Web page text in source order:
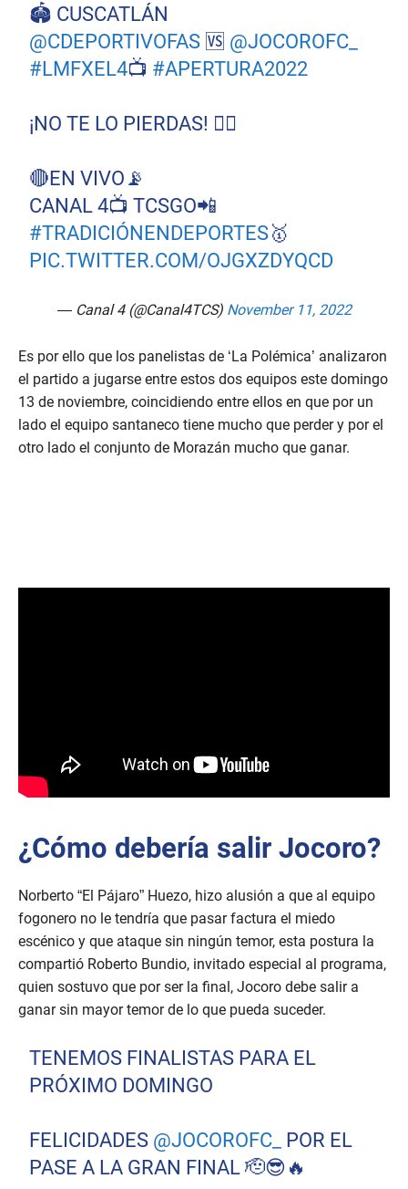
🏟️ CUSCATLÁN
@CDEPORTIVOFAS 🆚 @JOCOROFC_
#LMFXEL4📺 #APERTURA2022
¡NO TE LO PIERDAS! 👇🏼
🔴EN VIVO📡
CANAL 4📺 TCSGO📲
#TRADICIÓNENDEPORTES🥇
PIC.TWITTER.COM/OJGXZDYQCD
— Canal 4 (@Canal4TCS) November 11, 2022
Es por ello que los panelistas de ‘La Polémica’ analizaron
el partido a jugarse entre estos dos equipos este domingo
13 de noviembre, coincidiendo entre ellos en que por un
lado el equipo santaneco tiene mucho que perder y por el
otro lado el conjunto de Morazán mucho que ganar.
¿Cómo debería salir Jocoro?
Norberto “El Pájaro” Huezo, hizo alusión a que al equipo
fogonero no le tendría que pasar factura el miedo
escénico y que ataque sin ningún temor, esta postura la
compartió Roberto Bundio, invitado especial al programa,
quien sostuvo que por ser la final, Jocoro debe salir a
ganar sin mayor temor de lo que pueda suceder.
TENEMOS FINALISTAS PARA EL
PRÓXIMO DOMINGO
FELICIDADES @JOCOROFC_
POR EL
PASE A LA GRAN FINAL 🫡😎🔥